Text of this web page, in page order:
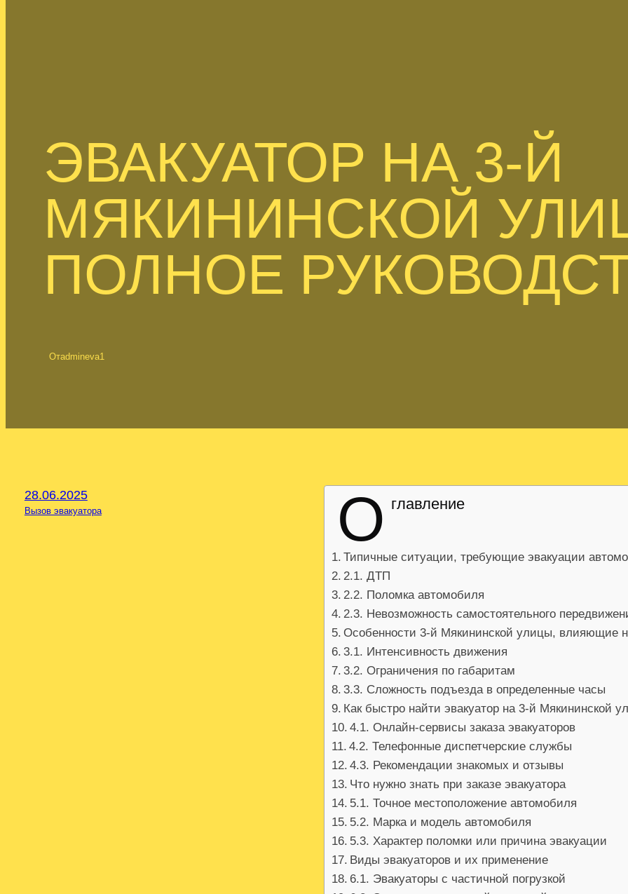
ЭВАКУАТОР НА 3-Й
МЯКИНИНСКОЙ
ПОЛНОЕ
Отadmineva1
28.06.2025
Вызов эвакуатора О главление
Типичные ситуации, требующие эвакуации
2.1. ДТП
2.2. Поломка автомобиля
2.3. Невозможность самостоятельного
Особенности 3-й Мякининской улицы, влияющие
3.1. Интенсивность движения
3.2. Ограничения по габаритам
3.3. Сложность подъезда в определенные часы
Как быстро найти эвакуатор на 3-й Мякининской
4.1. Онлайн-сервисы заказа эвакуаторов
4.2. Телефонные диспетчерские службы
4.3. Рекомендации знакомых и отзывы
Что нужно знать при заказе эвакуатора
5.1. Точное местоположение автомобиля
5.2. Марка и модель автомобиля
5.3. Характер поломки или причина эвакуации
Виды эвакуаторов и их применение
6.1. Эвакуаторы с частичной погрузкой